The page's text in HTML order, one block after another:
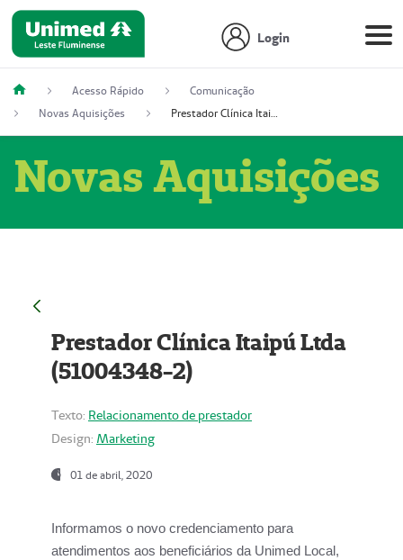
Login
Acesso Rápido
Comunicação
Novas Aquisições
Prestador Clínica Itaipú Ltda (51004348-2)
Novas Aquisições
Prestador Clínica Itaipú Ltda
(51004348-2)
Texto: Relacionamento de prestador
Design: Marketing
01 de abril, 2020
Informamos o novo credenciamento para
atendimentos aos beneficiários da Unimed Local,